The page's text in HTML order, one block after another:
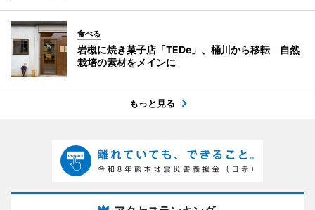
食べる
岩槻に焼き菓子店「TEDe」、桶川から移転 自然
栽培の素材をメインに
もっと見る